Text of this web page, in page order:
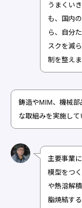
うまくい
も、国内
ら、自分
スクを減
制を整えま
鋳造やMIM、機械
な取組みを実施して
主要事業
模型をつ
や熱溶解
脂焼結す